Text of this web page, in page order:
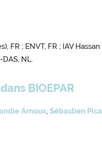
FR ; ENVT, FR ; IAV
DAS, NL.
BIOEPAR
Arnoux,Sébastien